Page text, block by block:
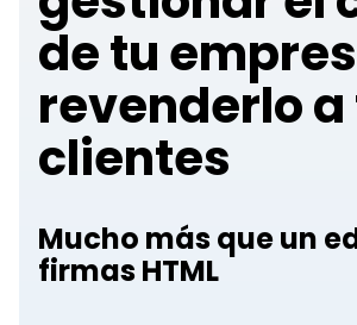
de tu
revenderlo a
clientes
Mucho más que un
firmas HTML